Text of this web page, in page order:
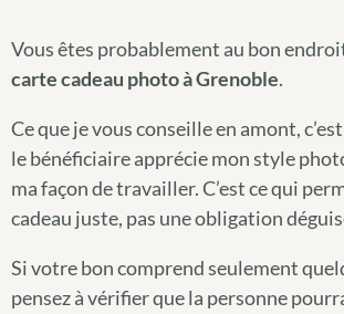
Vous êtes probablement au bon
carte cadeau photo à Grenoble.
Ce que je vous conseille en amont,
le bénéficiaire apprécie mon style
ma façon de travailler. C’est ce qui
cadeau juste, pas une obligation
Si votre bon comprend seulement
pensez à vérifier que la personne